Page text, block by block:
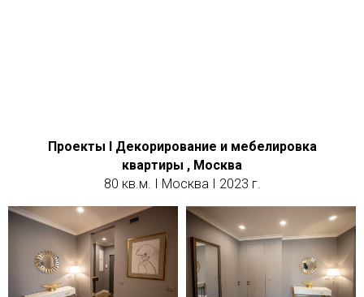
Проекты I Декорирование и мебелировка
квартиры , Москва
80 кв.м. I Москва I 2023 г.